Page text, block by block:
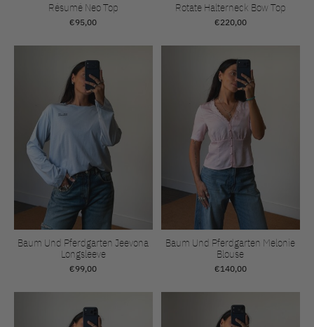
Résumé Neo Top
€95,00
Rotate Halterneck Bow Top
€220,00
Baum Und Pferdgarten Jeevona
Longsleeve
€99,00
Baum Und Pferdgarten Melonie
Blouse
€140,00